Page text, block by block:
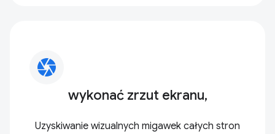
camera
wykonać zrzut ekranu,
Uzyskiwanie wizualnych migawek całych stron